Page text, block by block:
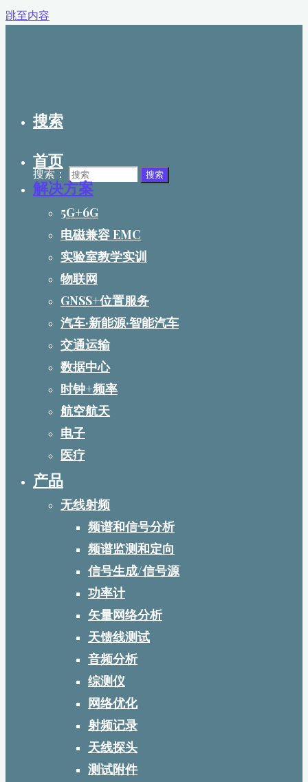
跳至内容
搜索
搜索： 搜索
首页
解决方案
5G+6G
电磁兼容 EMC
实验室教学实训
物联网
GNSS+位置服务
汽车·新能源·智能汽车
交通运输
数据中心
时钟+频率
航空航天
电子
医疗
产品
无线射频
频谱和信号分析
频谱监测和定向
信号生成/信号源
功率计
矢量网络分析
天馈线测试
音频分析
综测仪
网络优化
射频记录
天线探头
测试附件